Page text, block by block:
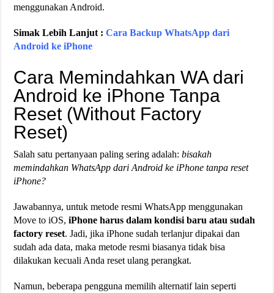
menggunakan Android.
Simak Lebih Lanjut :Cara Backup WhatsApp dari
Android ke iPhone
Cara Memindahkan WA dari
Android ke iPhone Tanpa
Reset (Without Factory
Reset)
Salah satu pertanyaan paling sering adalah:bisakah
memindahkan WhatsApp dari Android ke iPhone tanpa reset
iPhone?
Jawabannya, untuk metode resmi WhatsApp menggunakan
Move to iOS,iPhone harus dalam kondisi baru atau sudah
factory reset. Jadi, jika iPhone sudah terlanjur dipakai dan
sudah ada data, maka metode resmi biasanya tidak bisa
dilakukan kecuali Anda reset ulang perangkat.
Namun, beberapa pengguna memilih alternatif lain seperti